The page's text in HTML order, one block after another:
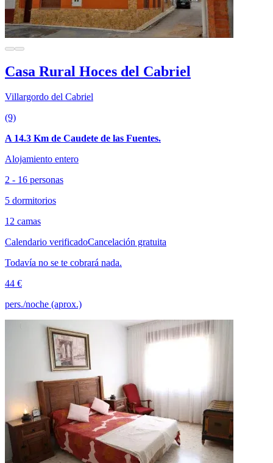
Casa Rural Hoces del Cabriel
Villargordo del Cabriel
(9)
A 14.3 Km de Caudete de las Fuentes.
Alojamiento entero
2 - 16 personas
5 dormitorios
12 camas
Calendario verificadoCancelación gratuita
Todavía no se te cobrará nada.
44 €
pers./noche (aprox.)